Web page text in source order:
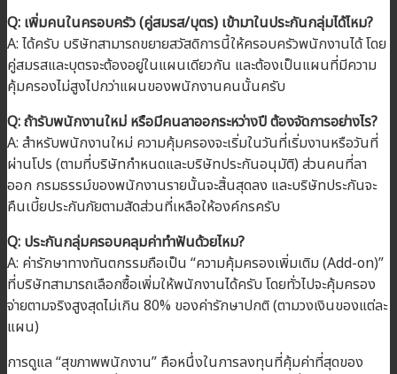
Q: เพิ่มคนในครอบครัว (คู่สมรส/บุตร) เข้ามาในประกันกลุ่มได้ไหม?
A: ได้ครับ บริษัทสามารถขยายสวัสดิการนี้ให้ครอบครัวพนักงานได้ โดย
คู่สมรสและบุตรจะต้องอยู่ในแผนเดียวกัน และต้องเป็นแผนที่มีความ
คุ้มครองไม่สูงไปกว่าแผนของพนักงานคนนั้นครับ
Q: ถ้ารับพนักงานใหม่ หรือมีคนลาออกระหว่างปี ต้องจัดการอย่างไร?
A: สำหรับพนักงานใหม่ ความคุ้มครองจะเริ่มในวันที่เริ่มงานหรือวันที่
ผ่านโปร (ตามที่บริษัทกำหนดและบริษัทประกันอนุมัติ) ส่วนคนที่ลา
ออก กรมธรรม์ของพนักงานรายนั้นจะสิ้นสุดลง และบริษัทประกันจะ
คืนเบี้ยประกันภัยตามสัดส่วนที่เหลือให้องค์กรครับ
Q: ประกันกลุ่มครอบคลุมค่าทำฟันด้วยไหม?
A: ค่ารักษาทางทันตกรรมถือเป็น “ความคุ้มครองเพิ่มเติม (Add-on)”
ที่บริษัทสามารถเลือกซื้อเพิ่มให้พนักงานได้ครับ โดยทั่วไปจะคุ้มครอง
จ่ายตามจริงสูงสุดไม่เกิน 80% ของค่ารักษาปกติ (ตามวงเงินของแต่ละ
แผน)
การดูแล “สุขภาพพนักงาน” คือหนึ่งในการลงทุนที่คุ้มค่าที่สุดของ